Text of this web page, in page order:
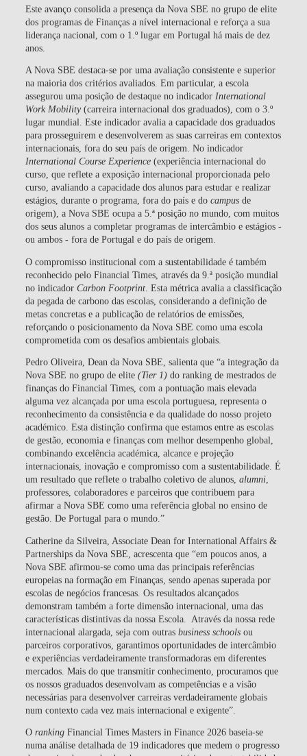
Este avanço consolida a presença da Nova SBE no grupo de elite
dos programas de Finanças a nível internacional e reforça a sua
liderança nacional, com o 1.º lugar em Portugal há mais de dez
anos.
A Nova SBE destaca-se por uma avaliação consistente e superior
na maioria dos critérios avaliados. Em particular, a escola
assegurou uma posição de destaque no indicador International
Work Mobility(carreira internacional dos graduados), com o 3.º
lugar mundial. Este indicador avalia a capacidade dos graduados
para prosseguirem e desenvolverem as suas carreiras em contextos
internacionais, fora do seu país de origem. No indicador
International Course Experience(experiência internacional do
curso, que reflete a exposição internacional proporcionada pelo
curso, avaliando a capacidade dos alunos para estudar e realizar
estágios, durante o programa, fora do país e do campus de
origem), a Nova SBE ocupa a 5.ª posição no mundo, com muitos
dos seus alunos a completar programas de intercâmbio e estágios -
ou ambos - fora de Portugal e do país de origem.
O compromisso institucional com a sustentabilidade é também
reconhecido pelo Financial Times, através da 9.ª posição mundial
no indicador Carbon Footprint. Esta métrica avalia a classificação
da pegada de carbono das escolas, considerando a definição de
metas concretas e a publicação de relatórios de emissões,
reforçando o posicionamento da Nova SBE como uma escola
comprometida com os desafios ambientais globais.
Pedro Oliveira, Dean da Nova SBE, salienta que “a integração da
Nova SBE no grupo de elite (Tier 1)do ranking de mestrados de
finanças do Financial Times, com a pontuação mais elevada
alguma vez alcançada por uma escola portuguesa, representa o
reconhecimento da consistência e da qualidade do nosso projeto
académico. Esta distinção confirma que estamos entre as escolas
de gestão, economia e finanças com melhor desempenho global,
combinando excelência académica, alcance e projeção
internacionais, inovação e compromisso com a sustentabilidade. É
um resultado que reflete o trabalho coletivo de alunos, alumni,
professores, colaboradores e parceiros que contribuem para
afirmar a Nova SBE como uma referência global no ensino de
gestão. De Portugal para o mundo.”
Catherine da Silveira, Associate Dean for International Affairs &
Partnerships da Nova SBE, acrescenta que “em poucos anos, a
Nova SBE afirmou-se como uma das principais referências
europeias na formação em Finanças, sendo apenas superada por
escolas de negócios francesas. Os resultados alcançados
demonstram também a forte dimensão internacional, uma das
características distintivas da nossa Escola. Através da nossa rede
internacional alargada, seja com outras business schools ou
parceiros corporativos, garantimos oportunidades de intercâmbio
e experiências verdadeiramente transformadoras em diferentes
mercados. Mais do que transmitir conhecimento, procuramos que
os nossos graduados desenvolvam as competências e a visão
necessárias para desenvolver carreiras verdadeiramente globais
num contexto cada vez mais internacional e exigente”.
O rankingFinancial Times Masters in Finance 2026 baseia-se
numa análise detalhada de 19 indicadores que medem o progresso